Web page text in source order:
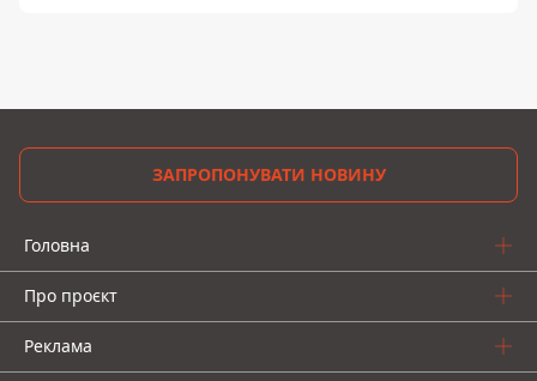
ЗАПРОПОНУВАТИ НОВИНУ
Головна
Про проєкт
Реклама